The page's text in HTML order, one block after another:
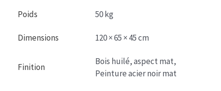
Poids 50 kg
Dimensions 120 × 65 × 45 cm
Finition
Bois huilé, aspect mat,
Peinture acier noir mat